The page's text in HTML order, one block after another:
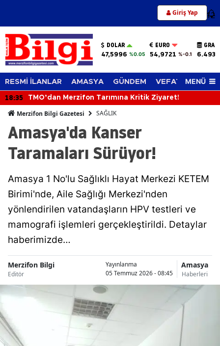
Giriş Yap 12
DOLAR
47,5996 %0.05
EURO
54,9721 %-0.1
RESMİ İLANLAR AMASYA GÜNDEM VEFAT EDENLER
MENÜ
18:35 TMO’dan Merzifon Tarımına Kritik Ziyaret!
Merzifon Bilgi Gazetesi SAĞLIK
Amasya'da Kanser
Taramaları Sürüyor!
Amasya 1 No'lu Sağlıklı Hayat Merkezi KETEM
Birimi'nde, Aile Sağlığı Merkezi'nden
yönlendirilen vatandaşların HPV testleri ve
mamografi işlemleri gerçekleştirildi. Detaylar
haberimizde…
Merzifon Bilgi
Editör
Yayınlanma
05 Temmuz 2026 - 08:45
Amasya
Haberleri